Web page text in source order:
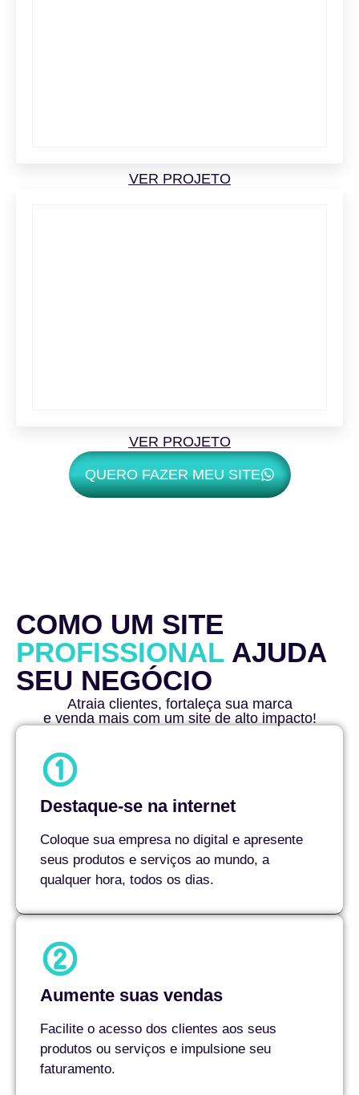
VER PROJETO
VER PROJETO
QUERO FAZER MEU SITE
COMO UM SITE
PROFISSIONAL AJUDA
SEU NEGÓCIO
Atraia clientes, fortaleça sua marca
e venda mais com um site de alto impacto!
Destaque-se na internet
Coloque sua empresa no digital e apresente
seus produtos e serviços ao mundo, a
qualquer hora, todos os dias.
Aumente suas vendas
Facilite o acesso dos clientes aos seus
produtos ou serviços e impulsione seu
faturamento.